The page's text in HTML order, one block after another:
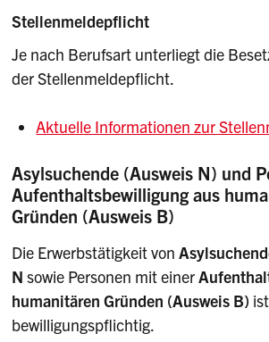
Stellenmeldepflicht
Je nach Berufsart unterliegt die
der Stellenmeldepflicht.
Aktuelle Informationen zur
Asylsuchende (Ausweis N) und
Aufenthaltsbewilligung aus
Gründen (Ausweis B)
Die Erwerbstätigkeit von
N sowie Personen mit einer
humanitären Gründen (Ausweis B) ist
bewilligungspflichtig.